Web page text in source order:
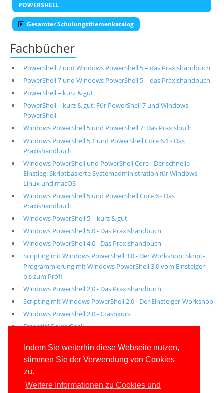
Indem Sie weiterhin diese Webseite nutzen,
stimmen Sie der Verwendung von Cookies
zu.
Weitere Informationen zu Cookies und
POWERSHELL
Gesamter Schulungsthemenkatalog
Fachbücher
PowerShell 7 und Windows PowerShell 5 – das Praxishandbuch
PowerShell 7 und Windows PowerShell 5 – das Praxishandbuch
PowerShell – kurz & gut
PowerShell – kurz & gut: Für PowerShell 7 und Windows
PowerShell
Windows PowerShell 5 und PowerShell 7: Das Praxisbuch
Windows PowerShell 5.1 und PowerShell Core 6.1 - Das
Praxishandbuch
Windows PowerShell und PowerShell Core - Der schnelle
Einstieg: Skriptbasierte Systemadministration für Windows,
Linux und macOS
Windows PowerShell 5 und PowerShell Core 6 - Das
Praxishandbuch
Windows PowerShell 5 – kurz & gut
Windows PowerShell 5.0 - Das Praxishandbuch
Windows PowerShell 4.0 - Das Praxishandbuch
Scripting mit Windows PowerShell 3.0 - Der Workshop: Skript-
Programmierung mit Windows PowerShell 3.0 vom Einsteiger
bis zum Profi
Windows PowerShell 2.0 - Das Praxishandbuch
Scripting mit Windows PowerShell 2.0 - Der Einsteiger-Workshop
Windows PowerShell 2.0 - Crashkurs
Essential PowerShell
Alle unsere aktuellen Fachbücher
E-Book-Abo für ab 99 Euro im Jahr